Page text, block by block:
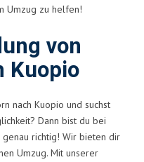
Umzug zu helfen!
von
Kuopio
nach Kuopio und suchst
Dann bist du bei
richtig! Wir bieten dir
Umzug. Mit unserer